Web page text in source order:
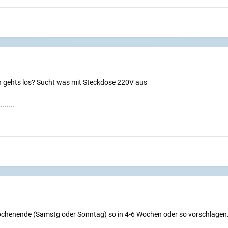
los? Sucht was mit Steckdose 220V aus
(Samstg oder Sonntag) so in 4-6 Wochen oder so vorschlagen.